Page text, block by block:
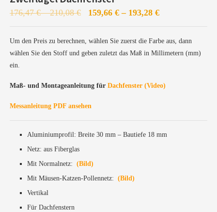
Anschließend Produktion, Konfiguration und Versand
176,47€ –210,08€ 159,66 € – 193,28 €
Um den Preis zu berechnen, wählen Sie zuerst die Farbe aus, dann
wählen Sie den Stoff und geben zuletzt das Maß in Millimetern (mm)
ein.
Maß- und Montageanleitung für Dachfenster (Video)
Messanleitung PDF ansehen
Aluminiumprofil: Breite 30 mm – Bautiefe 18 mm
Netz: aus Fiberglas
Mit Normalnetz: (Bild)
Mit Mäusen-Katzen-Pollennetz: (Bild)
Vertikal
Für Dachfenstern